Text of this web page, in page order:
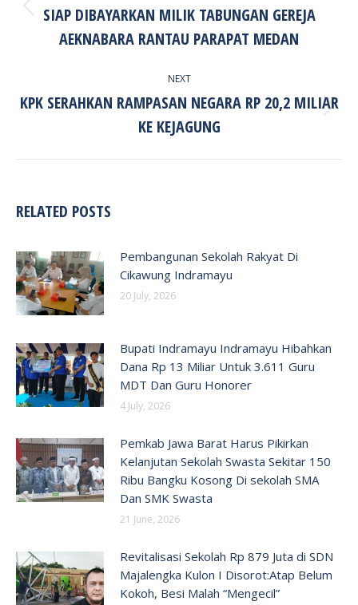
Previous
post:
SIAP DIBAYARKAN MILIK TABUNGAN GEREJA
AEKNABARA RANTAU PARAPAT MEDAN
NEXT
Next
post:
KPK SERAHKAN RAMPASAN NEGARA RP 20,2 MILIAR
KE KEJAGUNG
RELATED POSTS
Pembangunan Sekolah Rakyat Di
Cikawung Indramayu
20 July, 2026
Bupati Indramayu Indramayu Hibahkan
Dana Rp 13 Miliar Untuk 3.611 Guru
MDT Dan Guru Honorer
4 July, 2026
Pemkab Jawa Barat Harus Pikirkan
Kelanjutan Sekolah Swasta Sekitar 150
Ribu Bangku Kosong Di sekolah SMA
Dan SMK Swasta
21 June, 2026
Revitalisasi Sekolah Rp 879 Juta di SDN
Majalengka Kulon I Disorot:Atap Belum
Kokoh, Besi Malah “Mengecil”